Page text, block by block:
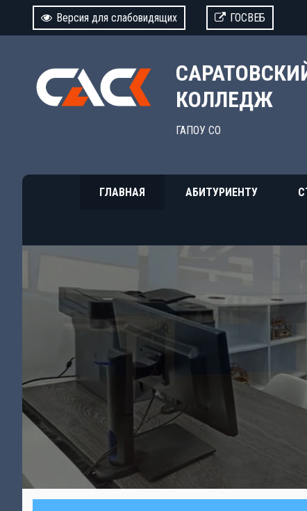
Версия для слабовидящих ГОСВЕБ
КОЛЛЕДЖ
ГАПОУ СО
ГЛАВНАЯ АБИТУРИЕНТУ